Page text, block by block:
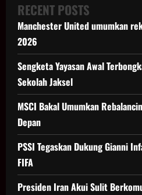
RECENT POSTS
Manchester United umumkan
2026
Sengketa Yayasan Awal
Sekolah Jaksel
MSCI Bakal Umumkan
Depan
PSSI Tegaskan Dukung Gianni
FIFA
Presiden Iran Akui Sulit